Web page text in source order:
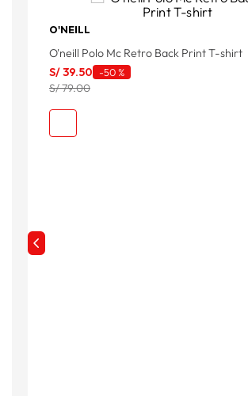
O'NEILL
O'neill Polo Mc Retro Back Print T-shirt
S/39.50 -50 %
S/ 79.00